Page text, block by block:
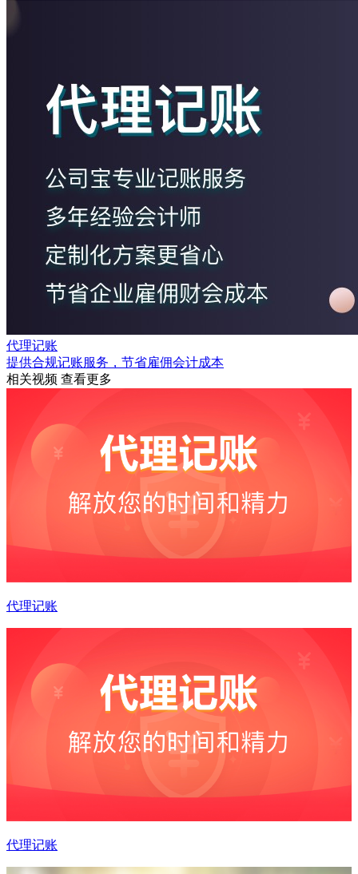
代理记账
提供合规记账服务，节省雇佣会计成本
相关视频 查看更多
代理记账
代理记账